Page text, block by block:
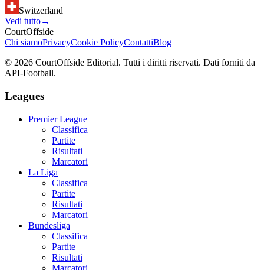
Switzerland
Vedi tutto→
CourtOffside
Chi siamoPrivacyCookie PolicyContattiBlog
© 2026 CourtOffside Editorial. Tutti i diritti riservati. Dati forniti da
API-Football.
Leagues
Premier League
Classifica
Partite
Risultati
Marcatori
La Liga
Classifica
Partite
Risultati
Marcatori
Bundesliga
Classifica
Partite
Risultati
Marcatori